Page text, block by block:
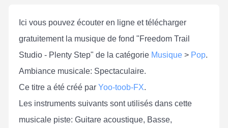
Ici vous pouvez écouter en ligne et télécharger
gratuitement la musique de fond "Freedom Trail
Studio - Plenty Step" de la catégorie Musique > Pop.
Ambiance musicale: Spectaculaire.
Ce titre a été créé par Yoo-toob-FX.
Les instruments suivants sont utilisés dans cette
musicale piste: Guitare acoustique, Basse,